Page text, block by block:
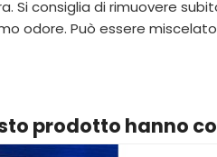
Si consiglia di rimuovere
odore. Può essere
prodotto hanno